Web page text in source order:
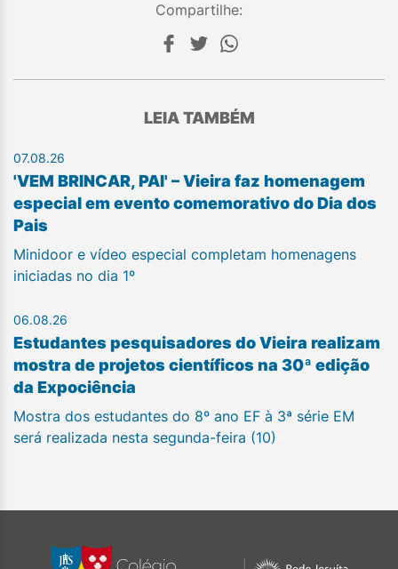
Compartilhe:
LEIA TAMBÉM
07.08.26
'VEM BRINCAR, PAI' – Vieira faz homenagem
especial em evento comemorativo do Dia dos
Pais
Minidoor e vídeo especial completam homenagens
iniciadas no dia 1º
06.08.26
Estudantes pesquisadores do Vieira realizam
mostra de projetos científicos na 30ª edição
da Expociência
Mostra dos estudantes do 8º ano EF à 3ª série EM
será realizada nesta segunda-feira (10)